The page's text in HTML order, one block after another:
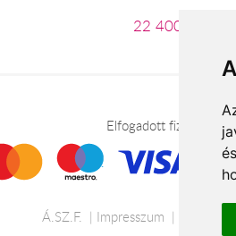
22 400 Ft-tól
Elfogadott fizetési
Á.SZ.F. Impresszum